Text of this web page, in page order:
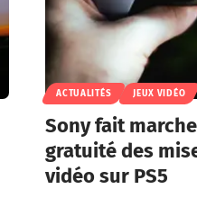
ACTUALITÉS JEUX VIDÉO
Sony fait
gratuité des
vidéo sur PS5